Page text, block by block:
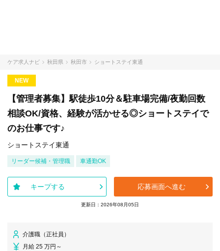
ケア求人ナビ 秋田県 秋田市 ショートステイ東通
NEW
【管理者募集】駅徒歩10分＆駐車場完備/夜勤回数
相談OK/資格、経験が活かせる◎ショートステイで
のお仕事です♪
ショートステイ東通
リーダー候補・管理職 車通勤OK
キープする 応募画面へ進む
更新日：2026年08月05日
介護職（正社員）
月給 25 万円～